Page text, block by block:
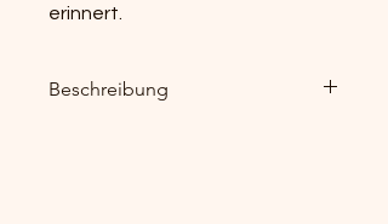
erinnert.
Beschreibung